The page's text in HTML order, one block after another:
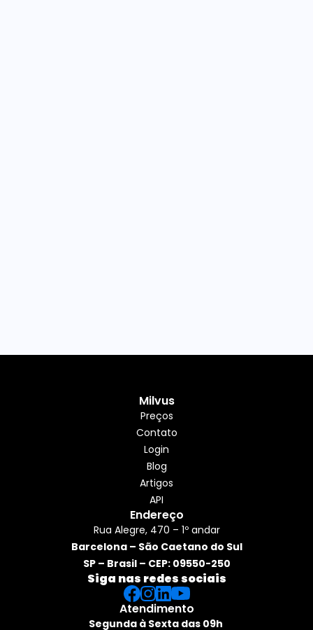
Milvus
Preços
Contato
Login
Blog
Artigos
API
Endereço
Rua Alegre, 470 – 1º andar
Barcelona – São Caetano do Sul
SP – Brasil – CEP: 09550-250
Siga nas redes sociais
Atendimento
Segunda à Sexta das 09h